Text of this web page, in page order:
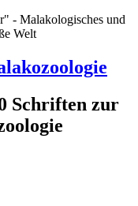
- Malakologisches und
Welt